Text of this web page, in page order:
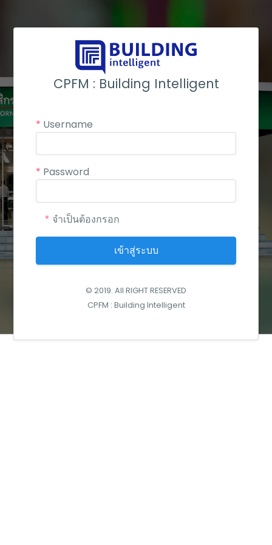
CPFM : Building Intelligent
* Username
* Password
* จำเป็นต้องกรอก
เข้าสู่ระบบ
© 2019. All RIGHT RESERVED
CPFM : Building Intelligent